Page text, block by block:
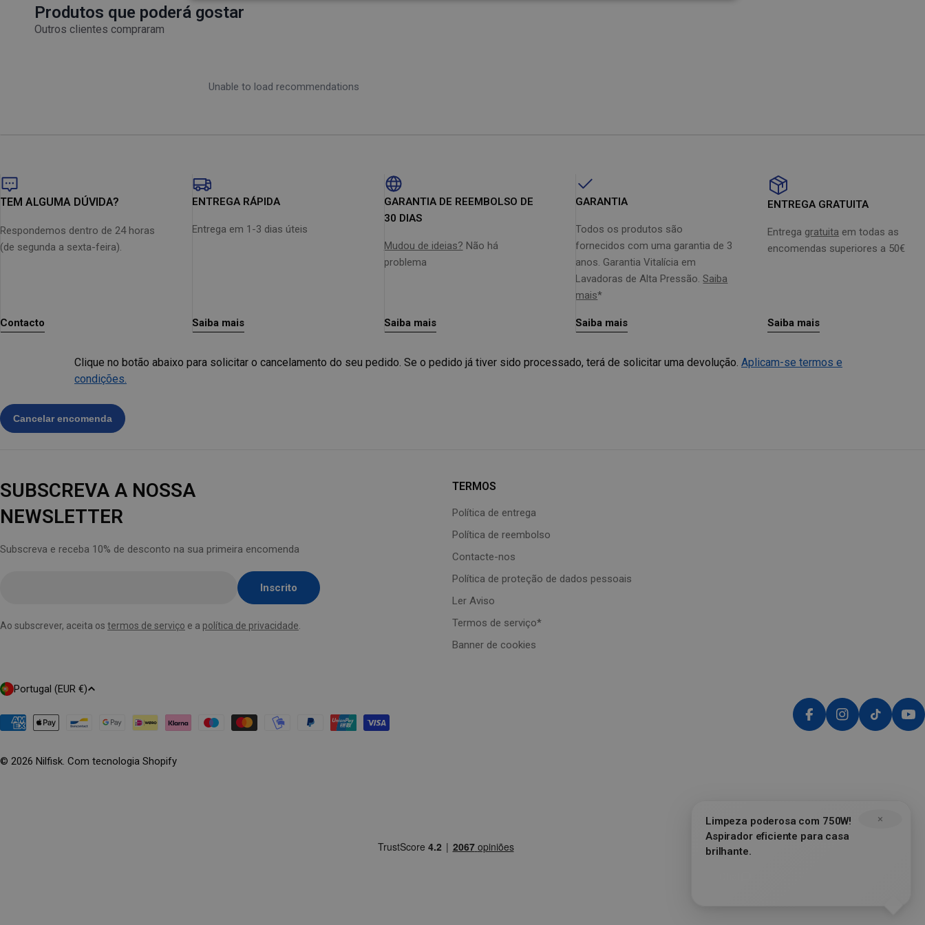
ajustar a velocidade do motor para que se possa otimizar a eficiência energética para cada tarefa.
Manobrabilidade fantástica - Consegue chegar facilmente a espaços de difícil acesso.
Alto rendimento - Sucção potente eficaz em carpetes e no chão duro.
Eficiente - Conta com uma potência impressionante tendo em conta o seu tamanho.
Produtos que poderá gostar
Outros clientes compraram
Unable to load recommendations
TEM ALGUMA DÚVIDA?
Respondemos dentro de 24 horas
(de segunda a sexta-feira).
Contacto
ENTREGA RÁPIDA
Entrega em 1-3 dias úteis
Saiba mais
GARANTIA DE REEMBOLSO DE
30 DIAS
Mudou de ideias? Não há
problema
Saiba mais
GARANTIA
Todos os produtos são
fornecidos com uma garantia de 3
anos. Garantia Vitalícia em
Lavadoras de Alta Pressão.Saiba
mais*
Saiba mais
ENTREGA GRATUITA
Entrega gratuita em todas as
encomendas superiores a 50€
Saiba mais
Clique no botão abaixo para solicitar o cancelamento do seu pedido. Se o pedido já tiver sido processado, terá de solicitar uma devolução. Aplicam-se termos e
condições.
SUBSCREVA A NOSSA
NEWSLETTER
Subscreva e receba 10% de desconto na sua primeira encomenda
mail
Inscrito
Ao subscrever, aceita os termos de serviço e a política de privacidade
TERMOS
Política de entrega
Política de reembolso
Contacte-nos
Política de proteção de dados pessoais
Ler Aviso
Termos de serviço*
Banner de cookies
P
A
Í
Portugal (EUR €)
FacebookInstagram
TikTok
© 2026 Nilfisk. Com tecnologia Shopify
×
Limpeza poderosa com 750W!
Aspirador eficiente para casa
brilhante.